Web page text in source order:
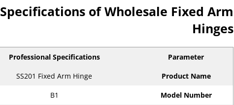
Specifications of Wholesale Fixed Arm
Hinges
Parameter
Professional Specifications
Product Name
SS201 Fixed Arm Hinge
Model Number
B1